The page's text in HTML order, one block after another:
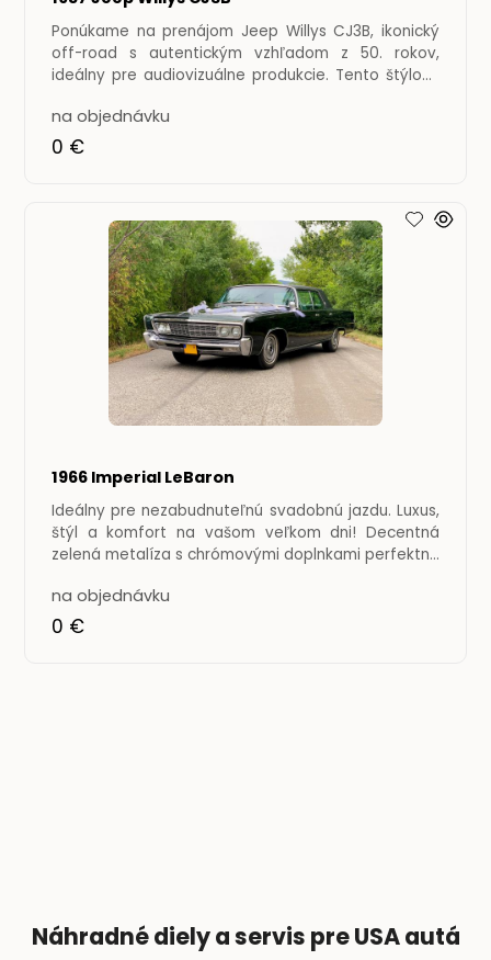
Ponúkame na prenájom Jeep Willys CJ3B, ikonický
off-road s autentickým vzhľadom z 50. rokov,
ideálny pre audiovizuálne produkcie. Tento štýlový
na objednávku
0 €
1966 Imperial LeBaron
Ideálny pre nezabudnuteľnú svadobnú jazdu. Luxus,
štýl a komfort na vašom veľkom dni! Decentná
zelená metalíza s chrómovými doplnkami perfektne
na objednávku
0 €
Náhradné diely a servis pre USA autá